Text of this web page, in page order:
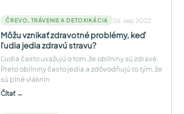
ČREVO, TRÁVENIE A DETOXIKÁCIA 26. sep 2022
Môžu vznikať zdravotné problémy, keď
ľudia jedia zdravú stravu?
Ľudia často uvažujú o tom, že obilniny sú zdravé.
Preto obilniny často jedia a zdôvodňujú to tým, že
sú plné vláknin
Čítať →